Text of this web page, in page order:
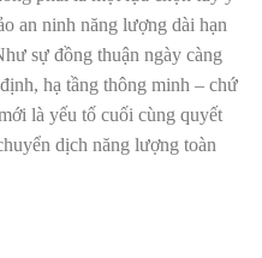
an ninh năng lượng dài hạn
sự đồng thuận ngày càng
hạ tầng thông minh – chứ
là yếu tố cuối cùng quyết
dịch năng lượng toàn